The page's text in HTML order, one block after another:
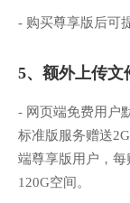
- 购买尊享版后可
5、额外上传文
- 网页端免费用户
标准版服务赠送
端尊享版用户，
120G空间。